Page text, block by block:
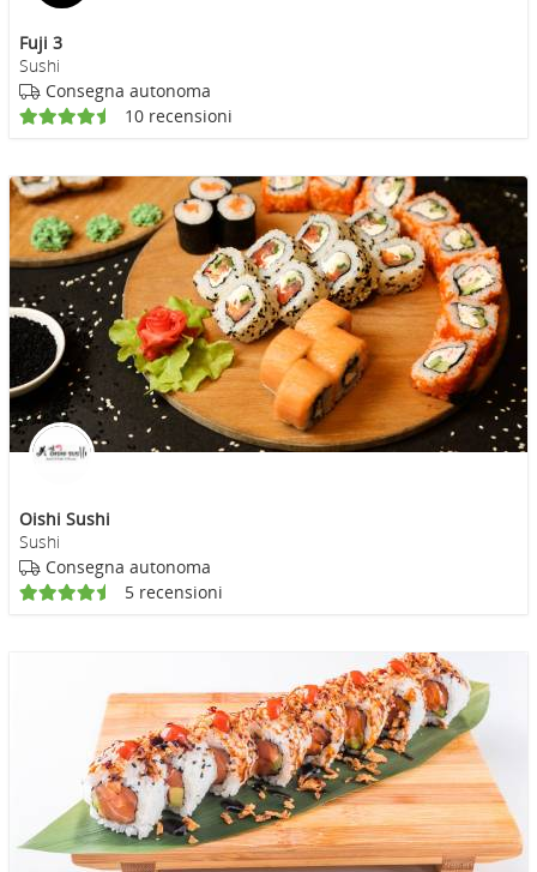
Fuji 3
Sushi
Consegna autonoma
10 recensioni
Oishi Sushi
Sushi
Consegna autonoma
5 recensioni